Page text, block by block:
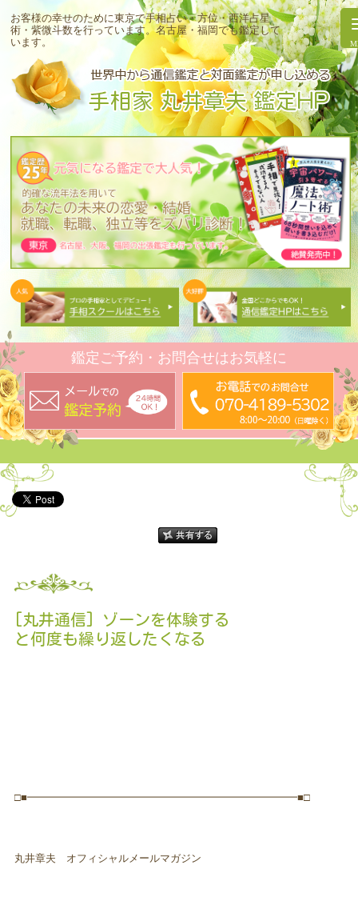
お客様の幸せのために東京で手相占い・方位・西洋占星
術・紫微斗数を行っています。名古屋・福岡でも鑑定して
います。
鑑定ご予約・お問合せはお気軽に
[丸井通信] ゾーンを体験する
と何度も繰り返したくなる
□■━━━━━━━━━━━━━━━━━━━━━━━━━━■□
丸井章夫 オフィシャルメールマガジン